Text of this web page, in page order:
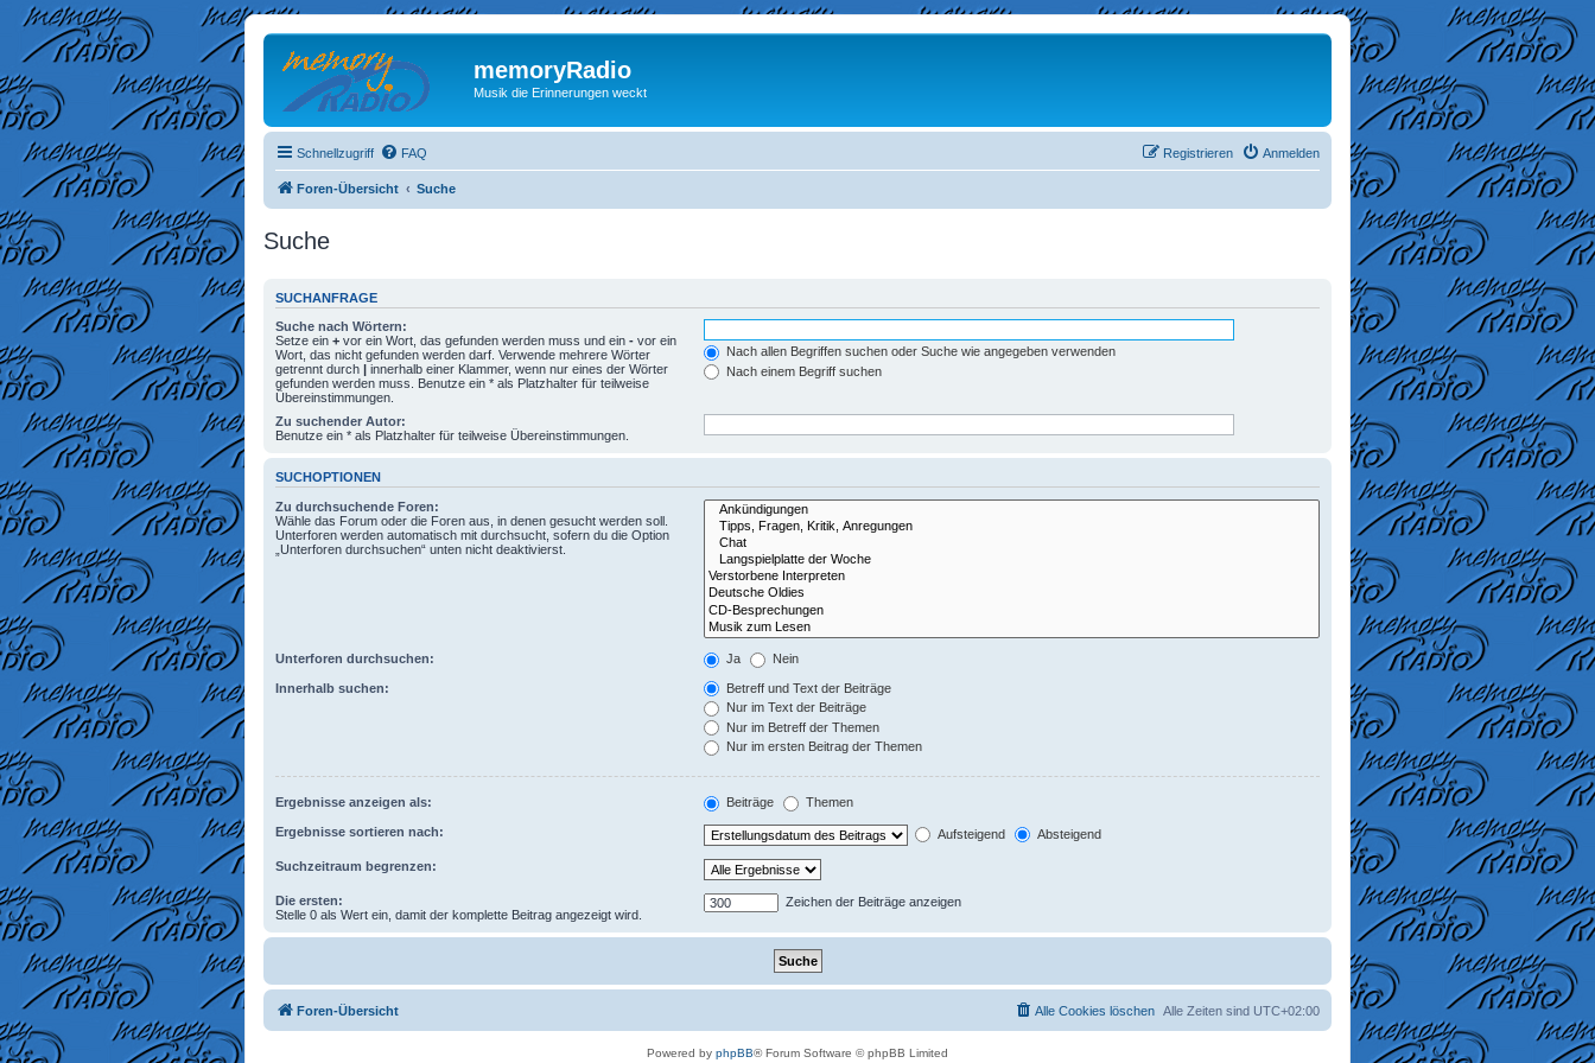
memoryRadio
Musik die Erinnerungen weckt
Schnellzugriff FAQ Anmelden
Registrieren
Foren-Übersicht Suche
Suche
SUCHANFRAGE
Suche nach Wörtern:
Setze ein + vor ein Wort, das gefunden werden muss und ein - vor ein
Wort, das nicht gefunden werden darf. Verwende mehrere Wörter
getrennt durch | innerhalb einer Klammer, wenn nur eines der Wörter
gefunden werden muss. Benutze ein * als Platzhalter für teilweise
Übereinstimmungen.
Nach allen Begriffen suchen oder Suche wie angegeben verwenden
Nach einem Begriff suchen
Zu suchender Autor:
Benutze ein * als Platzhalter für teilweise Übereinstimmungen.
SUCHOPTIONEN
Zu durchsuchende Foren:
Wähle das Forum oder die Foren aus, in denen gesucht werden soll.
Unterforen werden automatisch mit durchsucht, sofern du die Option
„Unterforen durchsuchen“ unten nicht deaktivierst.
Unterforen durchsuchen: Ja Nein
Innerhalb suchen:
Betreff und Text der Beiträge
Nur im Text der Beiträge
Nur im Betreff der Themen
Nur im ersten Beitrag der Themen
Ergebnisse anzeigen als: Beiträge Themen
Ergebnisse sortieren nach: Aufsteigend Absteigend
Suchzeitraum begrenzen:
Die ersten:
Stelle 0 als Wert ein, damit der komplette Beitrag angezeigt wird.
Zeichen der Beiträge anzeigen
Foren-Übersicht Alle Zeiten sind UTC+02:00
Alle Cookies löschen
Powered by phpBB® Forum Software © phpBB Limited